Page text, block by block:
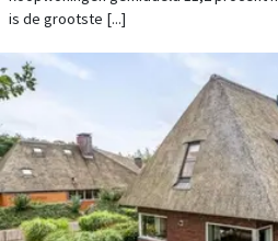
is de grootste [...]